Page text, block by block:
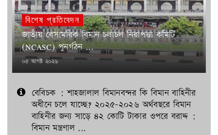
বিশেষ প্রতিবেদন
জাতীয় বেসামরিক বিমান চলাচল নিরাপত্তা কমিটি
(NCASC) পুনর্গঠন ...
POSTED
০৫ আগষ্ট ২০২৬
বেবিচক : শাহজালাল বিমানবন্দর কি বিমান বাহিনীর
অধীনে চলে যাচ্ছে? ২০২৫-২০২৬ অর্থবছরে বিমান
বাহিনীর জন্য সাড়ে ৪২ কোটি টাকার ওপরে বরাদ্দ :
বিমান মন্ত্রণাল ...